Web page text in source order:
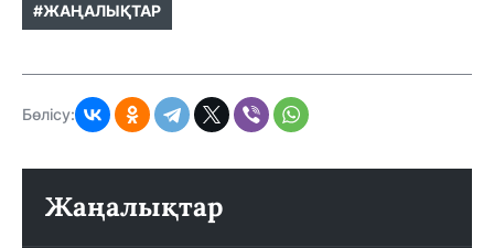
#ЖАҢАЛЫҚТАР
Бөлісу:
Жаңалықтар